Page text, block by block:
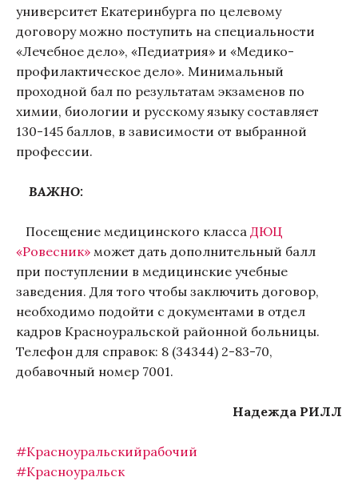
университет Екатеринбурга по целевому
договору можно поступить на специальности
«Лечебное дело», «Педиатрия» и «Медико-
профилактическое дело». Минимальный
проходной бал по результатам экзаменов по
химии, биологии и русскому языку составляет
130-145 баллов, в зависимости от выбранной
профессии.
ВАЖНО:
Посещение медицинского класса ДЮЦ
«Ровесник» может дать дополнительный балл
при поступлении в медицинские учебные
заведения. Для того чтобы заключить договор,
необходимо подойти с документами в отдел
кадров Красноуральской районной больницы.
Телефон для справок: 8 (34344) 2-83-70,
добавочный номер 7001.
Надежда РИЛЛ
#Красноуральскийрабочий
#Красноуральск